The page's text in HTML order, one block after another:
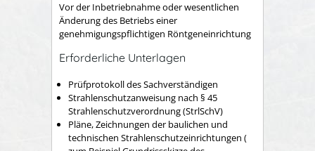
Vor der Inbetriebnahme oder wesentlichen
Änderung des Betriebs einer
genehmigungspflichtigen Röntgeneinrichtung
Erforderliche Unterlagen
Prüfprotokoll des Sachverständigen
Strahlenschutzanweisung nach § 45
Strahlenschutzverordnung (StrlSchV)
Pläne, Zeichnungen der baulichen und
technischen Strahlenschutzeinrichtungen (